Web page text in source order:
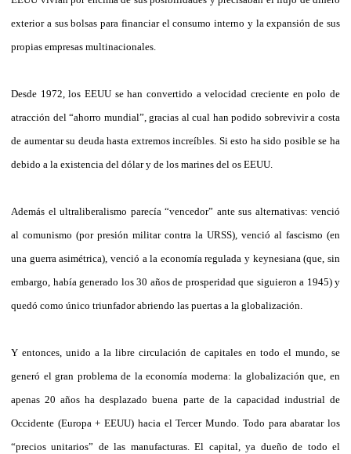
exterior a sus bolsas para financiar el consumo interno y la expansión de sus
propias empresas multinacionales.
Desde 1972, los EEUU se han convertido a velocidad creciente en polo de
atracción del “ahorro mundial”, gracias al cual han podido sobrevivir a costa
de aumentar su deuda hasta extremos increíbles. Si esto ha sido posible se ha
debido a la existencia del dólar y de los marines del os EEUU.
Además el ultraliberalismo parecía “vencedor” ante sus alternativas: venció
al comunismo (por presión militar contra la URSS), venció al fascismo (en
una guerra asimétrica), venció a la economía regulada y keynesiana (que, sin
embargo, había generado los 30 años de prosperidad que siguieron a 1945) y
quedó como único triunfador abriendo las puertas a la globalización.
Y entonces, unido a la libre circulación de capitales en todo el mundo, se
generó el gran problema de la economía moderna: la globalización que, en
apenas 20 años ha desplazado buena parte de la capacidad industrial de
Occidente (Europa + EEUU) hacia el Tercer Mundo. Todo para abaratar los
“precios unitarios” de las manufacturas. El capital, ya dueño de todo el